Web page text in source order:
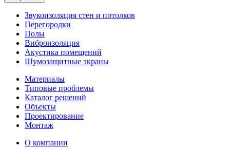
Звукоизоляция стен и потолков
Перегородки
Полы
Виброизоляция
Акустика помещений
Шумозащитные экраны
Материалы
Типовые проблемы
Каталог решений
Объекты
Проектирование
Монтаж
О компании